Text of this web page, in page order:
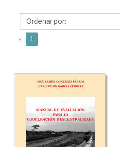
Juan
Carlos
« 1